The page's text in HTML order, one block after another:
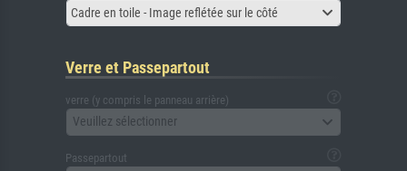
Cadre en toile - Image reflétée sur le côté
Verre et Passepartout
verre (y compris le panneau arrière)
Veuillez sélectionner
Passepartout